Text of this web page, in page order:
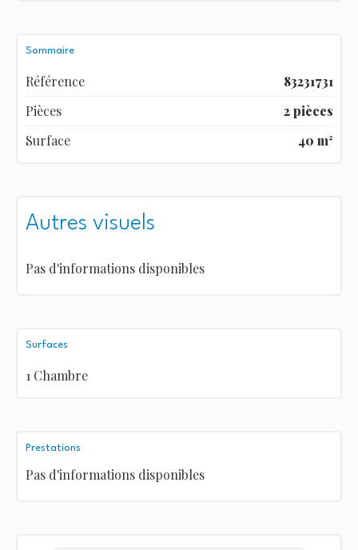
Sommaire
Référence
83231731
Pièces
2 pièces
Surface
40 m²
Autres visuels
Pas d'informations disponibles
Surfaces
1 Chambre
Prestations
Pas d'informations disponibles